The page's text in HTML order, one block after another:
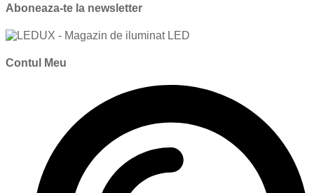
Aboneaza-te la newsletter
Contul Meu